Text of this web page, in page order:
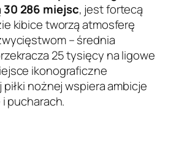
30 286 miejsc, jest fortecą
kibice tworzą atmosferę
– średnia
25 tysięcy na ligowe
ikonograficzne
nożnej wspiera ambicje
pucharach.